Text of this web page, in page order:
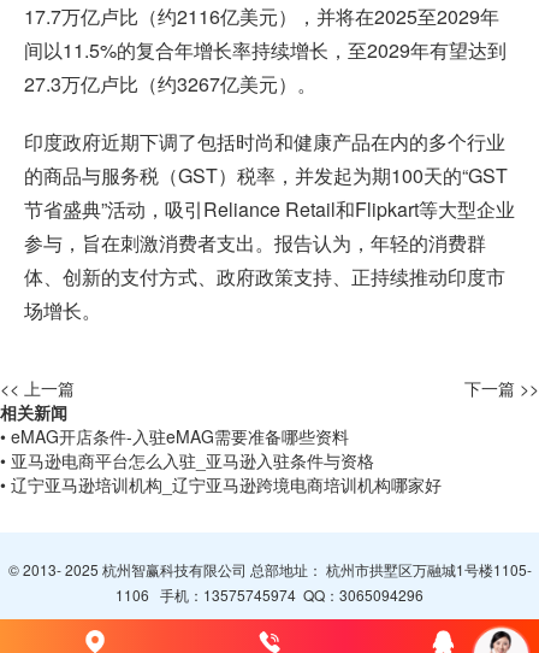
17.7万亿卢比（约2116亿美元），并将在2025至2029年
间以11.5%的复合年增长率持续增长，至2029年有望达到
27.3万亿卢比（约3267亿美元）。
印度政府近期下调了包括时尚和健康产品在内的多个行业
的商品与服务税（GST）税率，并发起为期100天的“GST
节省盛典”活动，吸引Reliance Retail和Flipkart等大型企业
参与，旨在刺激消费者支出。报告认为，年轻的消费群
体、创新的支付方式、政府政策支持、正持续推动印度市
场增长。
<< 上一篇
下一篇 >>
相关新闻
• eMAG开店条件-入驻eMAG需要准备哪些资料
• 亚马逊电商平台怎么入驻_亚马逊入驻条件与资格
• 辽宁亚马逊培训机构_辽宁亚马逊跨境电商培训机构哪家好
© 2013- 2025 杭州智赢科技有限公司 总部地址： 杭州市拱墅区万融城1号楼1105-
1106 手机： 13575745974 QQ： 3065094296